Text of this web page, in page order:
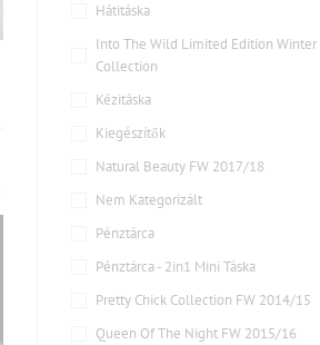
Hátitáska
Into The Wild Limited Edition Winter
Collection
Kézitáska
Kiegészítők
Natural Beauty FW 2017/18
Nem Kategorizált
Pénztárca
Pénztárca - 2in1 Mini Táska
Pretty Chick Collection FW 2014/15
Queen Of The Night FW 2015/16